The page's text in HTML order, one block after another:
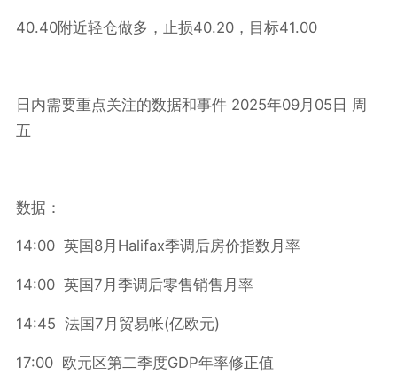
40.40附近轻仓做多，止损40.20，目标41.00
日内需要重点关注的数据和事件2025年09月 05 日 周
五
数据：
14:00 英国 8月 Halifax季调后房价指数月率
14:00 英国7 月季调后零售销售月率
14:45 法国7 月贸易帐(亿欧元)
17:00 欧元区第二季度GDP年率修正值